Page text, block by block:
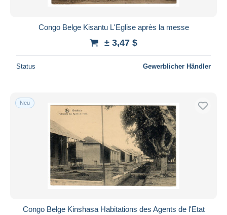
Congo Belge Kisantu L'Eglise après la messe
± 3,47 $
Status Gewerblicher Händler
Neu
Congo Belge Kinshasa Habitations des Agents de l'Etat